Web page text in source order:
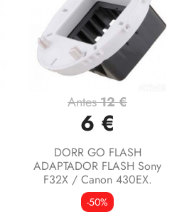
Antes12 €
6 €
DORR GO FLASH
ADAPTADOR FLASH Sony
F32X / Canon 430EX.
-50%